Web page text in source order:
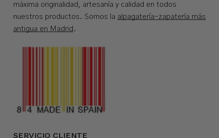
máxima originalidad, artesanía y calidad en todos
nuestros productos. Somos la alpagatería-zapatería más
antigua en Madrid .
SERVICIO CLIENTE